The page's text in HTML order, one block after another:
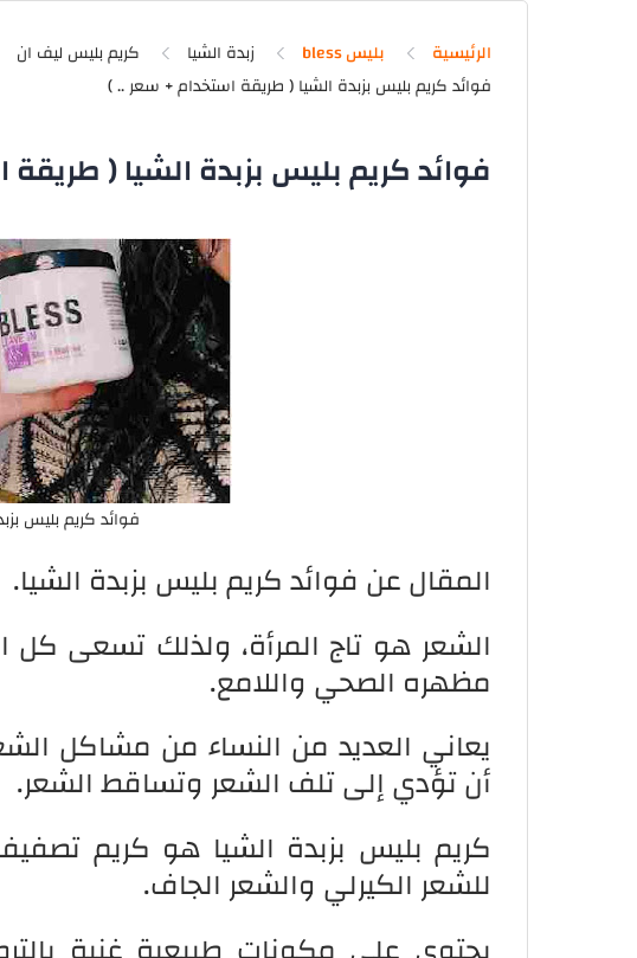
الرئيسية بليس bless زبدة الشيا كريم بليس ليف ان
فوائد كريم بليس بزبدة الشيا (
فوائد كريم بليس
المقال عن فوائد كريم بليس بزبدة الشيا.
الشعر هو تاج المرأة، ولذلك تسعى كل
مظهره الصحي واللامع.
يعاني العديد من النساء من مشاكل
أن تؤدي إلى تلف الشعر وتساقط الشعر.
كريم بليس بزبدة الشيا هو كريم
للشعر الكيرلي والشعر الجاف.